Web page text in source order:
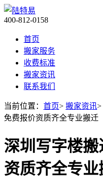
400-812-0158
首页
搬家服务
收费标准
搬家资讯
联系我们
当前位置： 首页> 搬家资讯>
免费报价资质齐全专业搬迁
深圳写字楼
资质齐全专业